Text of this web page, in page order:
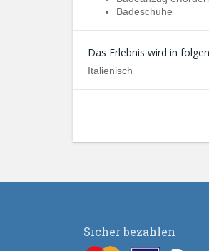
Badeschuhe
Das Erlebnis wird in
Italienisch
Sicher bezahlen